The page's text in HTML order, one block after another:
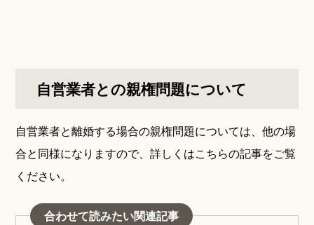
自営業者との親権問題について
自営業者と離婚する場合の親権問題については、他の場
合と同様になりますので、詳しくはこちらの記事をご覧
ください。
合わせて読みたい関連記事